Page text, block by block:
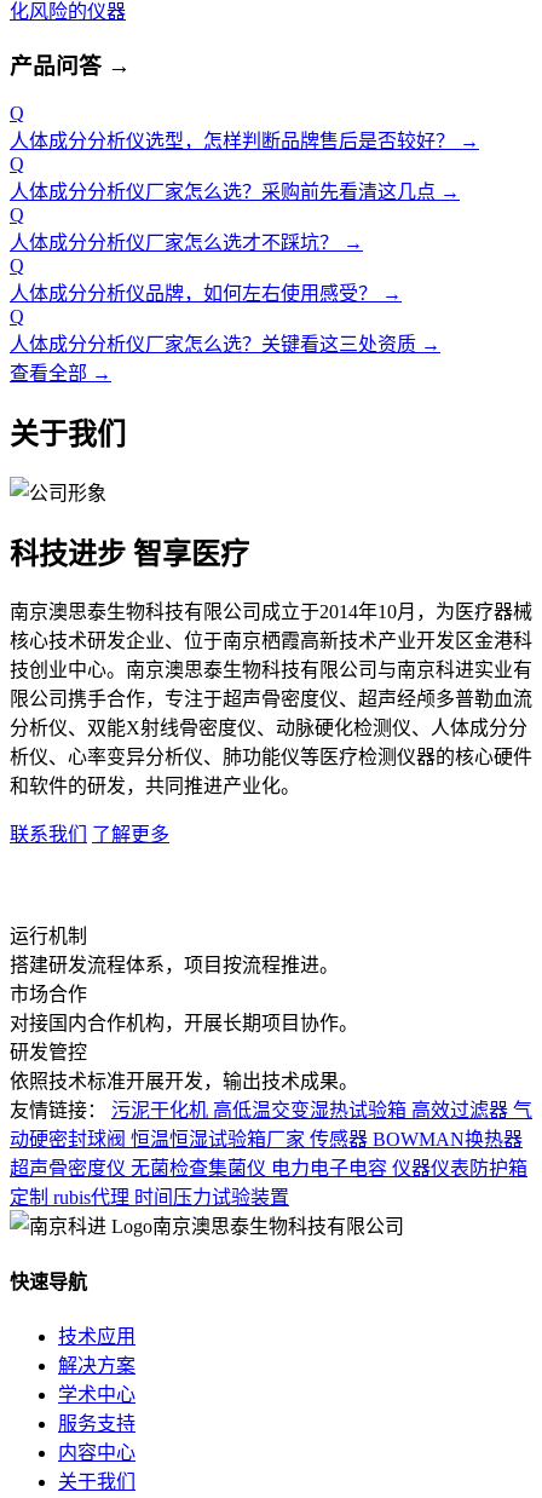
化风险的仪器
产品问答 →
Q
人体成分分析仪选型，怎样判断品牌售后是否较好？
→
Q
人体成分分析仪厂家怎么选？采购前先看清这几点 →
Q
人体成分分析仪厂家怎么选才不踩坑？
→
Q
人体成分分析仪品牌，如何左右使用感受？
→
Q
人体成分分析仪厂家怎么选？关键看这三处资质 →
查看全部 →
关于我们
科技进步 智享医疗
南京澳思泰生物科技有限公司成立于2014年10月，为医疗器械
核心技术研发企业、位于南京栖霞高新技术产业开发区金港科
技创业中心。南京澳思泰生物科技有限公司与南京科进实业有
限公司携手合作，专注于超声骨密度仪、超声经颅多普勒血流
分析仪、双能X射线骨密度仪、动脉硬化检测仪、人体成分分
析仪、心率变异分析仪、肺功能仪等医疗检测仪器的核心硬件
和软件的研发，共同推进产业化。
联系我们 了解更多
运行机制
搭建研发流程体系，项目按流程推进。
市场合作
对接国内合作机构，开展长期项目协作。
研发管控
依照技术标准开展开发，输出技术成果。
友情链接：
污泥干化机 高低温交变湿热试验箱 高效过滤器 气
动硬密封球阀 恒温恒湿试验箱厂家 传感器 BOWMAN换热器
超声骨密度仪 无菌检查集菌仪 电力电子电容 仪器仪表防护箱
定制 rubis代理 时间压力试验装置
南京澳思泰生物科技有限公司
快速导航
技术应用
解决方案
学术中心
服务支持
内容中心
关于我们